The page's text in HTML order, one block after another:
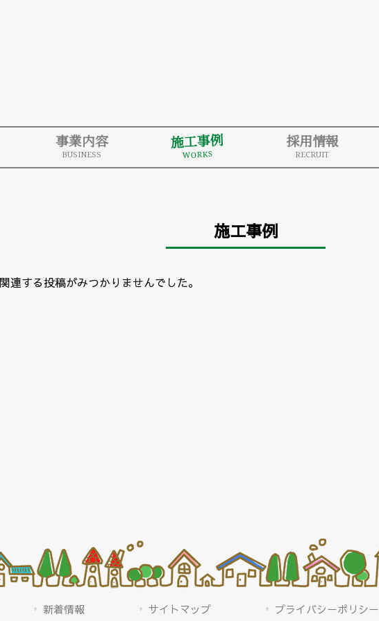
事業内容
BUSINESS
施工事例
WORKS
採用情報
RECRUIT
施工事例
関連する投稿がみつかりませんでした。
新着情報 サイトマップ プライバシーポリシー